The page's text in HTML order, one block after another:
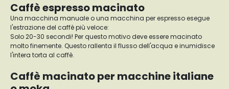
Caffè espresso macinato
Una macchina manuale o una macchina per espresso esegue
l'estrazione del caffè più veloce:
Solo 20-30 secondi! Per questo motivo deve essere macinato
molto finemente. Questo rallenta il flusso dell'acqua e inumidisce
l'intera torta al caffè.
Caffè macinato per macchine italiane